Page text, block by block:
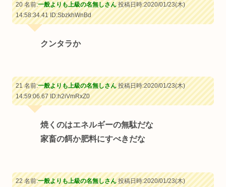
20 名前:一般よりも上級の名無しさん投稿日時:2020/01/23(木)
14:58:34.41ID:SbzkhWnBd
クンタラか
21 名前:一般よりも上級の名無しさん投稿日時:2020/01/23(木)
14:59:06.67ID:h2iVmRxZ0
焼くのはエネルギーの無駄だな
家畜の餌か肥料にすべきだな
22 名前:一般よりも上級の名無しさん投稿日時:2020/01/23(木)